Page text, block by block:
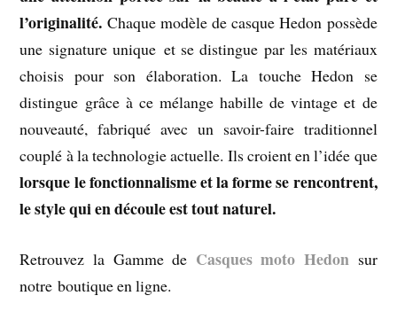
l’originalité. Chaque modèle de casque Hedon possède
une signature unique et se distingue par les matériaux
choisis pour son élaboration. La touche Hedon se
distingue grâce à ce mélange habille de vintage et de
nouveauté, fabriqué avec un savoir-faire traditionnel
couplé à la technologie actuelle. Ils croient en l’idée que
lorsque le fonctionnalisme et la forme se rencontrent,
le style qui en découle est tout naturel.
Retrouvez la Gamme de Casques moto Hedon sur
notre boutique en ligne.